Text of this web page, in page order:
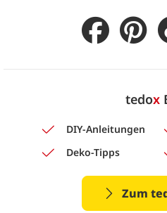
tedox
DIY-Anleitungen
Deko-Tipps
Zum